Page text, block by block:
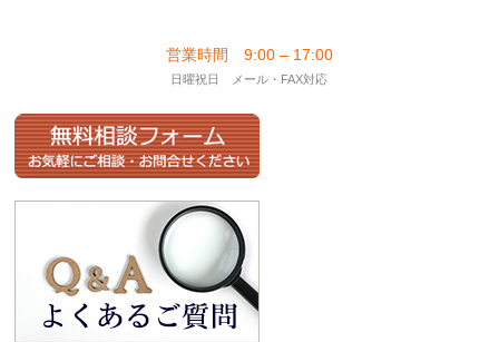
営業時間 9:00 – 17:00
日曜祝日 メール・FAX対応